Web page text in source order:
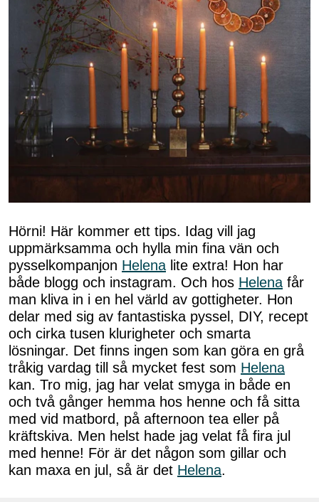
Hörni! Här kommer ett tips. Idag vill jag
uppmärksamma och hylla min fina vän och
pysselkompanjon Helena lite extra! Hon har
både blogg och instagram. Och hos Helena får
man kliva in i en hel värld av gottigheter. Hon
delar med sig av fantastiska pyssel, DIY, recept
och cirka tusen klurigheter och smarta
lösningar. Det finns ingen som kan göra en grå
tråkig vardag till så mycket fest som Helena
kan. Tro mig, jag har velat smyga in både en
och två gånger hemma hos henne och få sitta
med vid matbord, på afternoon tea eller på
kräftskiva. Men helst hade jag velat få fira jul
med henne! För är det någon som gillar och
kan maxa en jul, så är det Helena.